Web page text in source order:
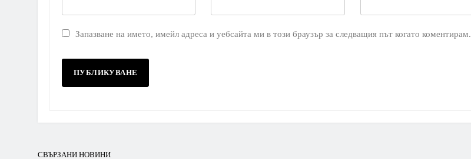
Запазване на името, имейл адреса и уебсайта ми в този браузър за следващия път когато коментирам.
СВЪРЗАНИ НОВИНИ